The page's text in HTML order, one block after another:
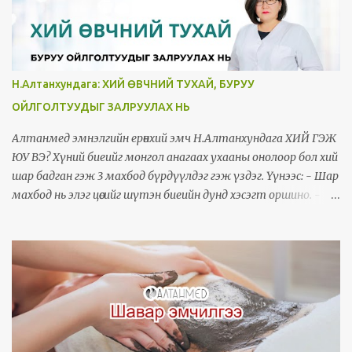
Н.Алтанхундага: ХИЙ ӨВЧНИЙ ТУХАЙ, БУРУУ
ОЙЛГОЛТУУДЫГ ЗАЛРУУЛАХ НЬ
Алтанмед эмнэлгийн ерөнхий эмч Н.Алтанхундага ХИЙ ГЭЖ
ЮУ ВЭ? Хүний биеийг монгол анагаах ухааны онолоор бол хий
шар бадган гэж 3 махбод бүрдүүлдэг гэж үздэг. Үүнээс: - Шар
махбод нь элэг цөсийг шүтэн биеийн дунд хэсэгт оршино. -
байгаа хий нь эрүүл үедээ доод биед голлон орших бөгөөд 5 цул
эрхтнээс зүрхэнд, 6 сав эрхтнээс гол судал, олгойд/бүдүүн
гэдэс/, 7 тамираас ясанд, 5 эрхтнээс чихэнд голлон оршино
гэдэг. 3 махбод улирлаас хамааран ээлжлэн бага зэрэг ихсэж
багасах боловч ерөнхийдөө тэнцвэртэй орших ёстой юм. ХИЙ
ӨВЧИН ГЭЖ ЮУ ВЭ? Ямар эрхтэнд голлон хий арвидсан,